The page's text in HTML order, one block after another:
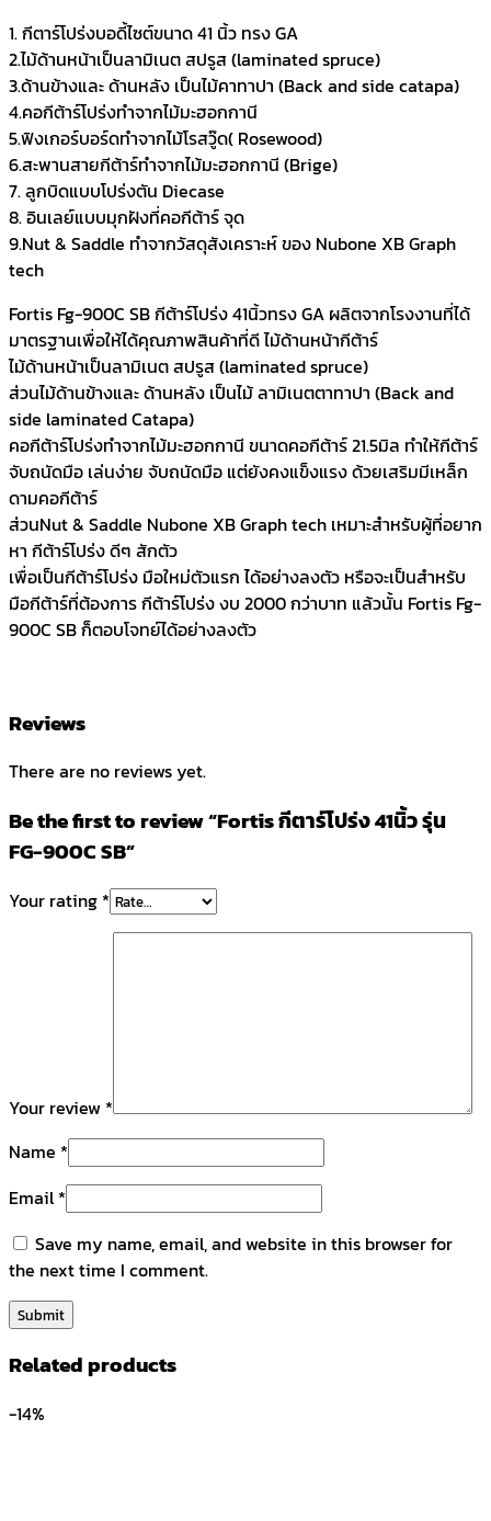
1. กีตาร์โปร่งบอดี้ไซต์ขนาด 41 นิ้ว ทรง GA
2.ไม้ด้านหน้าเป็นลามิเนต สปรูส (laminated spruce)
3.ด้านข้างและ ด้านหลัง เป็นไม้คาทาปา (Back and side catapa)
4.คอกีต้าร์โปร่งทำจากไม้มะฮอกกานี
5.ฟิงเกอร์บอร์ดทำจากไม้โรสวู๊ด( Rosewood)
6.สะพานสายกีต้าร์ทำจากไม้มะฮอกกานี (Brige)
7. ลูกบิดแบบโปร่งตัน Diecase
8. อินเลย์แบบมุกฝังที่คอกีต้าร์ จุด
9.Nut & Saddle ทำจากวัสดุสังเคราะห์ ของ Nubone XB Graph
tech
Fortis Fg-900C SB กีต้าร์โปร่ง 41นิ้วทรง GA ผลิตจากโรงงานที่ได้
มาตรฐานเพื่อให้ได้คุณภาพสินค้าที่ดี ไม้ด้านหน้ากีต้าร์
ไม้ด้านหน้าเป็นลามิเนต สปรูส (laminated spruce)
ส่วนไม้ด้านข้างและ ด้านหลัง เป็นไม้ ลามิเนตตาทาปา (Back and
side laminated Catapa)
คอกีต้าร์โปร่งทำจากไม้มะฮอกกานี ขนาดคอกีต้าร์ 21.5มิล ทำให้กีต้าร์
จับถนัดมือ เล่นง่าย จับถนัดมือ แต่ยังคงแข็งแรง ด้วยเสริมมีเหล็ก
ดามคอกีต้าร์
ส่วนNut & Saddle Nubone XB Graph tech เหมาะสำหรับผู้ที่อยาก
หา กีต้าร์โปร่ง ดีๆ สักตัว
เพื่อเป็นกีต้าร์โปร่ง มือใหม่ตัวแรก ได้อย่างลงตัว หรือจะเป็นสำหรับ
มือกีต้าร์ที่ต้องการ กีต้าร์โปร่ง งบ 2000 กว่าบาท แล้วนั้น Fortis Fg-
900C SB ก็ตอบโจทย์ได้อย่างลงตัว
Reviews
There are no reviews yet.
Be the first to review “Fortis กีตาร์โปร่ง 41นิ้ว รุ่น
FG-900C SB”
Your rating *
Your review *
Name *
Email*
Save my name, email, and website in this browser for
the next time I comment.
Related products
-14%